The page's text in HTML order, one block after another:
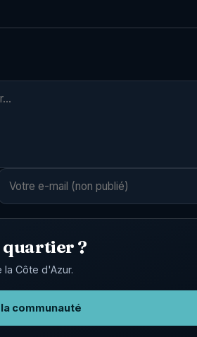
quartier ?
Côte d'Azur.
communauté